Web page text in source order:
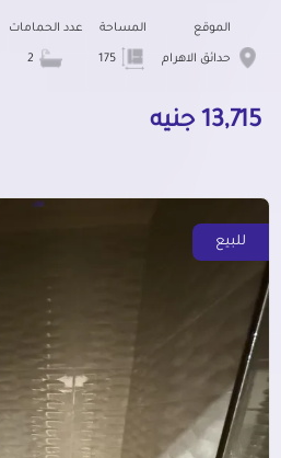
الموقع
حدائق الاهرام
المساحة عدد الحمامات
13,715 جنيه
للبيع